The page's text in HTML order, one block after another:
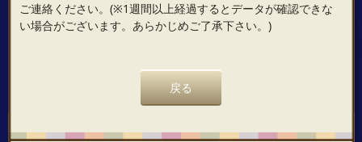
ご連絡ください。(※1週間以上経過するとデータが確認できな
い場合がございます。あらかじめご了承下さい。)
戻る